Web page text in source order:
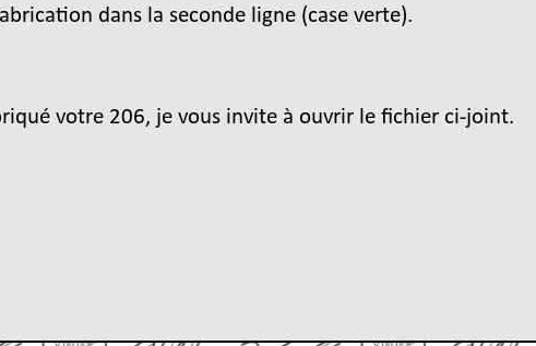
dans la seconde ligne (case verte).
votre 206, je vous invite à ouvrir le fichier ci-joint.